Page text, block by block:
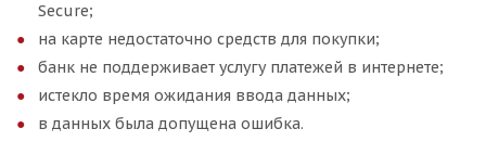
Secure;
на карте недостаточно средств для покупки;
банк не поддерживает услугу платежей в интернете;
истекло время ожидания ввода данных;
в данных была допущена ошибка.